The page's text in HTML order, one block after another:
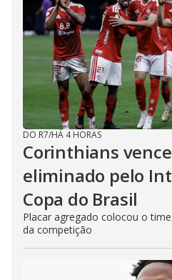
DO R7/HÁ 4 HORAS
Corinthians
eliminado pelo
Copa do Brasil
Placar agregado colocou o
da competição